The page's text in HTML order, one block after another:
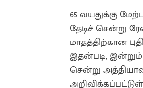
65 வயதுக்கு
தேடிச் சென்று
மாதத்திற்கான
இதன்படி,
சென்று